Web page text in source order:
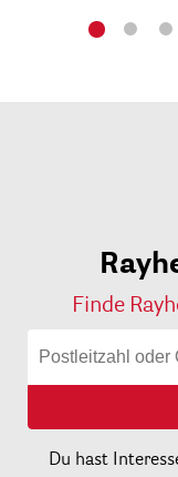
Finde
Du hast